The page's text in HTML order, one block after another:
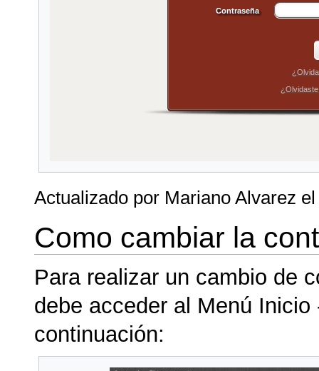
Actualizado por Mariano Alvarez
Como cambiar la
Para realizar un cambio de
debe acceder al Menú
continuación: